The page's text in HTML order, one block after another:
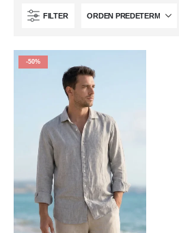
FILTER
-50%